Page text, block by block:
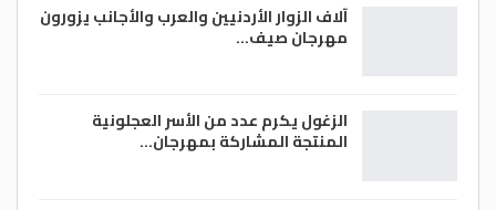
آلاف الزوار الأردنيين والعرب والأجانب يزورون
مهرجان صيف…
الزغول يكرم عدد من الأسر العجلونية
المنتجة المشاركة بمهرجان…